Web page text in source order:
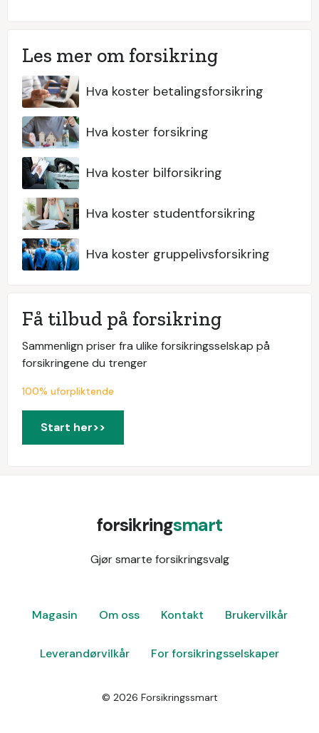
Les mer om forsikring
Hva koster betalingsforsikring
Hva koster forsikring
Hva koster bilforsikring
Hva koster studentforsikring
Hva koster gruppelivsforsikring
Få tilbud på forsikring
Sammenlign priser fra ulike forsikringsselskap på
forsikringene du trenger
100% uforpliktende
Start her>>
forsikringsmart
Gjør smarte forsikringsvalg
Magasin Om oss Kontakt Brukervilkår
Leverandørvilkår For forsikringsselskaper
© 2026 Forsikringssmart